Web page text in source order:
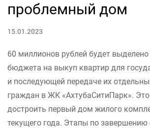
проблемный дом
15.01.2023
60 миллионов рублей будет выделено
бюджета на выкуп квартир для
и последующей передаче их
граждан в ЖК «АхтубаСитиПарк».
достроить первый дом жилого
текущего года. Этапы по завершению